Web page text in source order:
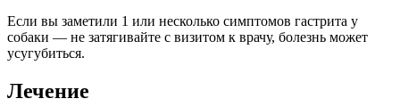
Если вы заметили 1 или несколько симптомов гастрита у
собаки — не затягивайте с визитом к врачу, болезнь может
усугубиться.
Лечение